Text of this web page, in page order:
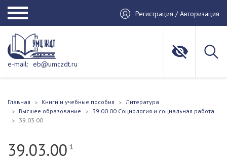
Регистрация / Авторизация
e-mail: eb@umczdt.ru
Главная Книги и учебные пособия
Литература
Высшее образование
39.00.00 Социология и социальная работа
39.03.00
39.03.001